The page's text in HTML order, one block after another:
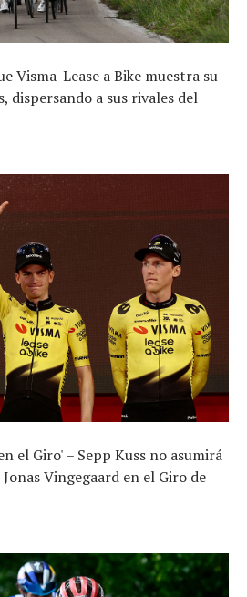
Visma-Lease a Bike muestra su
dispersando a sus rivales del
el Giro' – Sepp Kuss no asumirá
Vingegaard en el Giro de